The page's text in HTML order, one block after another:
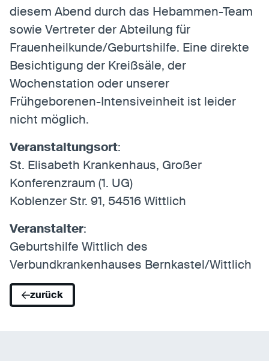
diesem Abend durch das Hebammen-Team
sowie Vertreter der Abteilung für
Frauenheilkunde/Geburtshilfe. Eine direkte
Besichtigung der Kreißsäle, der
Wochenstation oder unserer
Frühgeborenen-Intensiveinheit ist leider
nicht möglich.
Veranstaltungsort:
St. Elisabeth Krankenhaus, Großer
Konferenzraum (1. UG)
Koblenzer Str. 91, 54516 Wittlich
Veranstalter:
Geburtshilfe Wittlich des
Verbundkrankenhauses Bernkastel/Wittlich
zurück
Anbieter: Youtube LLC
Zweck: Verwendung um Youtube-Videoinhalte zu
Statistiken
Statistiken-Cookies erfassen Informationen
anonym. Diese Informationen helfen uns zu
verstehen, wie unsere Besucher unsere Website
nutzen.
Matomo
Anbieter:Matomo